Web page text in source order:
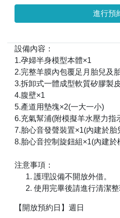
進行預
設備內容：
1.孕婦半身模型本體×1
2.完整羊膜內包覆足月胎兒及
3.拆卸式一體成型軟質矽膠製
4.腹壁×1
5.產道用墊塊×2(一大一小)
6.充氣幫浦(附模擬羊水壓力指
7.胎心音發聲裝置×1(內建於胎
8.胎心音控制旋鈕組×1(內建於
注意事項：
護理設備不開放外借。
使用完畢後請進行清潔整
【開放預約日】週日